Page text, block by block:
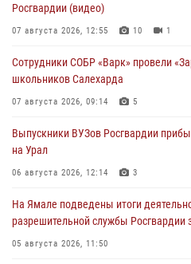
Росгвардии (видео)
07 августа 2026, 12:55 10 1
Сотрудники СОБР «Варк» провели
школьников Салехарда
07 августа 2026, 09:14 5
Выпускники ВУЗов Росгвардии
на Урал
06 августа 2026, 12:14 3
На Ямале подведены итоги
разрешительной службы Росгвардии
05 августа 2026, 11:50